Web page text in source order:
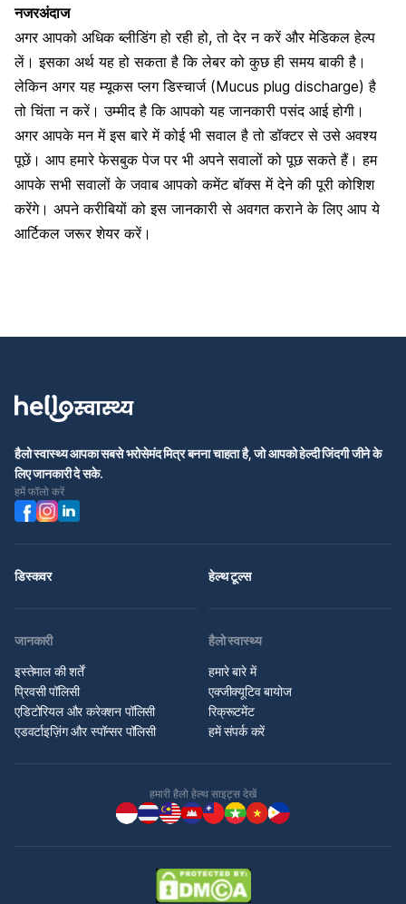
नजरअंदाज
अगर आपको अधिक ब्लीडिंग हो रही हो, तो देर न करें और मेडिकल हेल्प
लें। इसका अर्थ यह हो सकता है किलेबर को कुछ ही समय बाकी है ।
लेकिन अगर यह म्यूकस प्लग डिस्चार्ज (Mucus plug discharge) है
तो चिंता न करें। उम्मीद है कि आपको यह जानकारी पसंद आई होगी।
अगर आपके मन में इस बारे में कोई भी सवाल है तो डॉक्टर से उसे अवश्य
पूछें। आप हमारे फेसबुक पेज पर भी अपने सवालों को पूछ सकते हैं। हम
आपके सभी सवालों के जवाब आपको कमेंट बॉक्स में देने की पूरी कोशिश
करेंगे। अपने करीबियों को इस जानकारी से अवगत कराने के लिए आप ये
आर्टिकल जरूर शेयर करें।
हैलो स्वास्थ्य आपका सबसे भरोसेमंद मित्र बनना चाहता है, जो आपको हेल्दी जिंदगी जीने के
लिए जानकारी दे सके.
हमें फॉलो करें
डिस्कवर हेल्थ टूल्स
जानकारी
इस्तेमाल की शर्तें
प्रिवसी पॉलिसी
एडिटोरियल और करेक्शन पॉलिसी
एडवर्टाइज़िंग और स्पॉन्सर पॉलिसी
हैलो स्वास्थ्य
हमारे बारे में
एक्जीक्यूटिव बायोज
रिक्रूटमेंट
हमें संपर्क करें
हमारी हैलो हेल्थ साइट्स देखें